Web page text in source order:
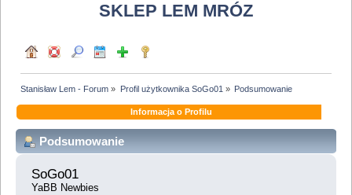
SKLEP LEM MRÓZ
Stanisław Lem - Forum » Profil użytkownika SoGo01 » Podsumowanie
Informacja o Profilu
Podsumowanie
SoGo01
YaBB Newbies